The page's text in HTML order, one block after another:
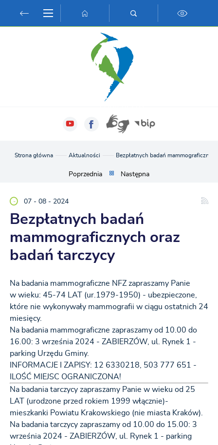
Przejdź do wyszukiwarki.
Przejdź do ustawień wielkości czcionki.
Włącz wersję kontrastową strony.
Strona główna Aktualności Bezpłatnych badań
Poprzednia Następna
07 - 08 - 2024
Bezpłatnych badań
mammograficznych oraz
badań tarczycy
Na badania mammograficzne NFZ zapraszamy Panie
w wieku: 45-74 LAT (ur.1979-1950) - ubezpieczone,
które nie wykonywały mammografii w ciągu ostatnich 24
miesięcy.
Na badania mammograficzne zapraszamy od 10.00 do
16.00: 3 września 2024 - ZABIERZÓW, ul. Rynek 1 -
parking Urzędu Gminy.
INFORMACJE I ZAPISY: 12 6330218, 503 777 651 -
ILOŚĆ MIEJSC OGRANICZONA!
Na badania tarczycy zapraszamy Panie w wieku od 25
LAT (urodzone przed rokiem 1999 włącznie)-
mieszkanki Powiatu Krakowskiego (nie miasta Kraków).
Na badania tarczycy zapraszamy od 10.00 do 15.00: 3
września 2024 - ZABIERZÓW, ul. Rynek 1 - parking